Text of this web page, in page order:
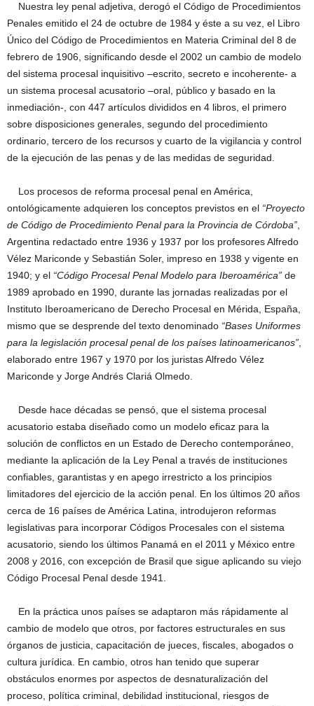
Nuestra ley penal adjetiva, derogó el Código de Procedimientos
Penales emitido el 24 de octubre de 1984 y éste a su vez, el Libro
Único del Código de Procedimientos en Materia Criminal del 8 de
febrero de 1906, significando desde el 2002 un cambio de modelo
del sistema procesal inquisitivo –escrito, secreto e incoherente- a
un sistema procesal acusatorio –oral, público y basado en la
inmediación-, con 447 artículos divididos en 4 libros, el primero
sobre disposiciones generales, segundo del procedimiento
ordinario, tercero de los recursos y cuarto de la vigilancia y control
de la ejecución de las penas y de las medidas de seguridad.
Los procesos de reforma procesal penal en América,
ontológicamente adquieren los conceptos previstos en el “Proyecto
de Código de Procedimiento Penal para la Provincia de Córdoba”
Argentina redactado entre 1936 y 1937 por los profesores Alfredo
Vélez Mariconde y Sebastián Soler, impreso en 1938 y vigente en
1940; y el “Código Procesal Penal Modelo para Iberoamérica” de
1989 aprobado en 1990, durante las jornadas realizadas por el
Instituto Iberoamericano de Derecho Procesal en Mérida, España,
mismo que se desprende del texto denominado “Bases Uniformes
para la legislación procesal penal de los países latinoamericanos”
elaborado entre 1967 y 1970 por los juristas Alfredo Vélez
Mariconde y Jorge Andrés Clariá Olmedo.
Desde hace décadas se pensó, que el sistema procesal
acusatorio estaba diseñado como un modelo eficaz para la
solución de conflictos en un Estado de Derecho contemporáneo,
mediante la aplicación de la Ley Penal a través de instituciones
confiables, garantistas y en apego irrestricto a los principios
limitadores del ejercicio de la acción penal. En los últimos 20 años
cerca de 16 países de América Latina, introdujeron reformas
legislativas para incorporar Códigos Procesales con el sistema
acusatorio, siendo los últimos Panamá en el 2011 y México entre
2008 y 2016, con excepción de Brasil que sigue aplicando su viejo
Código Procesal Penal desde 1941.
En la práctica unos países se adaptaron más rápidamente al
cambio de modelo que otros, por factores estructurales en sus
órganos de justicia, capacitación de jueces, fiscales, abogados o
cultura jurídica. En cambio, otros han tenido que superar
obstáculos enormes por aspectos de desnaturalización del
proceso, política criminal, debilidad institucional, riesgos de